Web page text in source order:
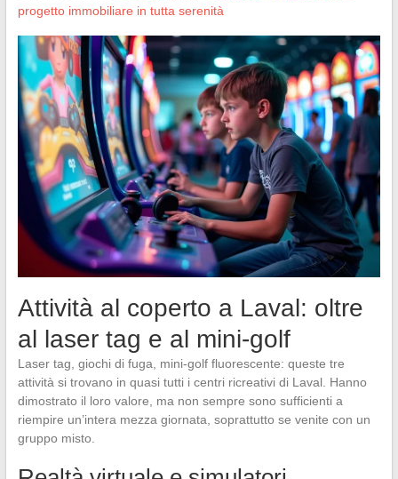
progetto immobiliare in tutta serenità
Attività al coperto a Laval: oltre
al laser tag e al mini-golf
Laser tag, giochi di fuga, mini-golf fluorescente: queste tre
attività si trovano in quasi tutti i centri ricreativi di Laval. Hanno
dimostrato il loro valore, ma non sempre sono sufficienti a
riempire un’intera mezza giornata, soprattutto se venite con un
gruppo misto.